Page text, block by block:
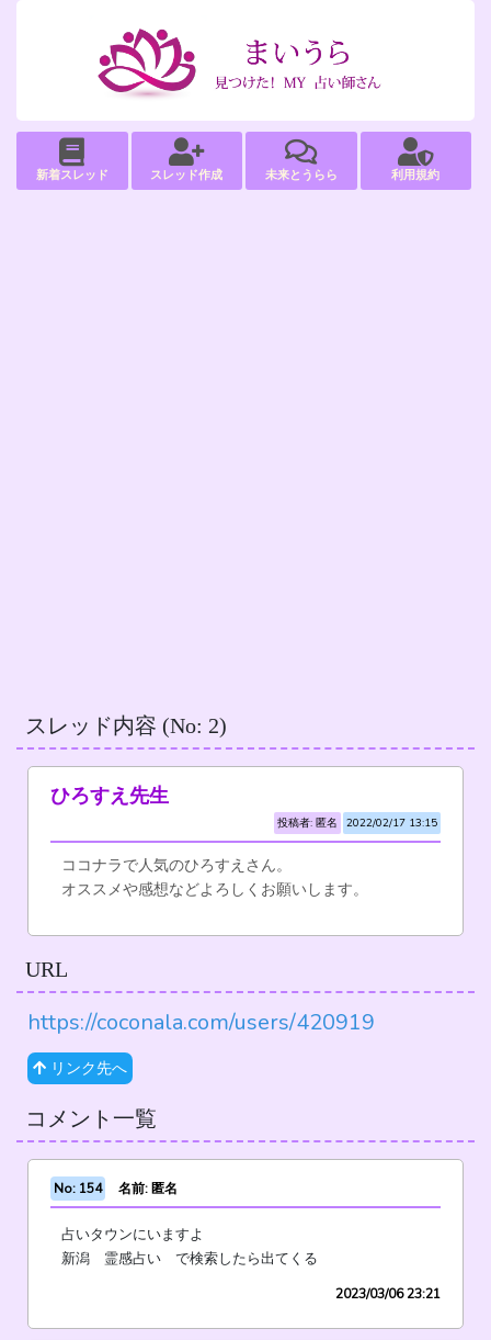
新着スレッド スレッド作成 未来とうらら 利用規約
スレッド内容 (No: 2)
ひろすえ先生
投稿者: 匿名 2022/02/17 13:15
ココナラで人気のひろすえさん。
オススメや感想などよろしくお願いします。
URL
https://coconala.com/users/420919
リンク先へ
コメント一覧
No: 154 名前: 匿名
占いタウンにいますよ
新潟 霊感占い で検索したら出てくる
2023/03/06 23:21